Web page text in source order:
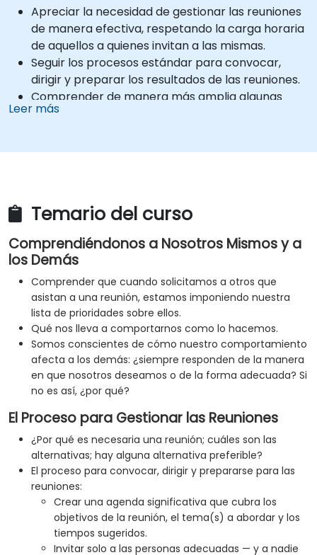
Apreciar la necesidad de gestionar las reuniones
de manera efectiva, respetando la carga horaria
de aquellos a quienes invitan a las mismas.
Seguir los procesos estándar para convocar,
dirigir y preparar los resultados de las reuniones.
Comprender de manera más amplia algunas
formas de gestionar su propio tiempo y el de
Leer más
Temario del curso
Comprendiéndonos a Nosotros Mismos y a
los Demás
Comprender que cuando solicitamos a otros que
asistan a una reunión, estamos imponiendo nuestra
lista de prioridades sobre ellos.
Qué nos lleva a comportarnos como lo hacemos.
Somos conscientes de cómo nuestro comportamiento
afecta a los demás: ¿siempre responden de la manera
en que nosotros deseamos o de la forma adecuada? Si
no es así, ¿por qué?
El Proceso para Gestionar las Reuniones
¿Por qué es necesaria una reunión; cuáles son las
alternativas; hay alguna alternativa preferible?
El proceso para convocar, dirigir y prepararse para las
reuniones:
Crear una agenda significativa que cubra los
objetivos de la reunión, el tema(s) a abordar y los
tiempos sugeridos.
Invitar solo a las personas adecuadas — y a nadie